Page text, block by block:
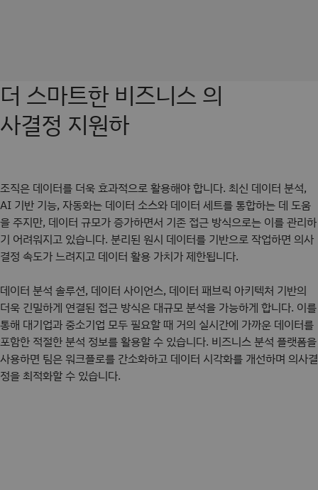
더 스마트한 비즈니스 의
사결정 지원하
조직은 데이터를 더욱 효과적으로 활용해야 합니다. 최신 데이터 분석,
AI 기반 기능, 자동화는 데이터 소스와 데이터 세트를 통합하는 데 도움
을 주지만, 데이터 규모가 증가하면서 기존 접근 방식으로는 이를 관리하
기 어려워지고 있습니다. 분리된 원시 데이터를 기반으로 작업하면 의사
결정 속도가 느려지고 데이터 활용 가치가 제한됩니다.
데이터 분석 솔루션, 데이터 사이언스, 데이터 패브릭 아키텍처 기반의
더욱 긴밀하게 연결된 접근 방식은 대규모 분석을 가능하게 합니다. 이를
통해 대기업과 중소기업 모두 필요할 때 거의 실시간에 가까운 데이터를
포함한 적절한 분석 정보를 활용할 수 있습니다. 비즈니스 분석 플랫폼을
사용하면 팀은 워크플로를 간소화하고 데이터 시각화를 개선하며 의사결
정을 최적화할 수 있습니다.